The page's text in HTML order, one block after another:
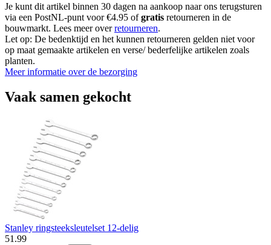
Je kunt dit artikel binnen 30 dagen na aankoop naar ons terugsturen
via een PostNL-punt voor €4.95 ofgratis retourneren in de
bouwmarkt. Lees meer overretourneren.
Let op: De bedenktijd en het kunnen retourneren gelden niet voor
op maat gemaakte artikelen en verse/ bederfelijke artikelen zoals
planten.
Meer informatie over de bezorging
Vaak samen gekocht
Stanley ringsteeksleutelset 12-delig
51 .99